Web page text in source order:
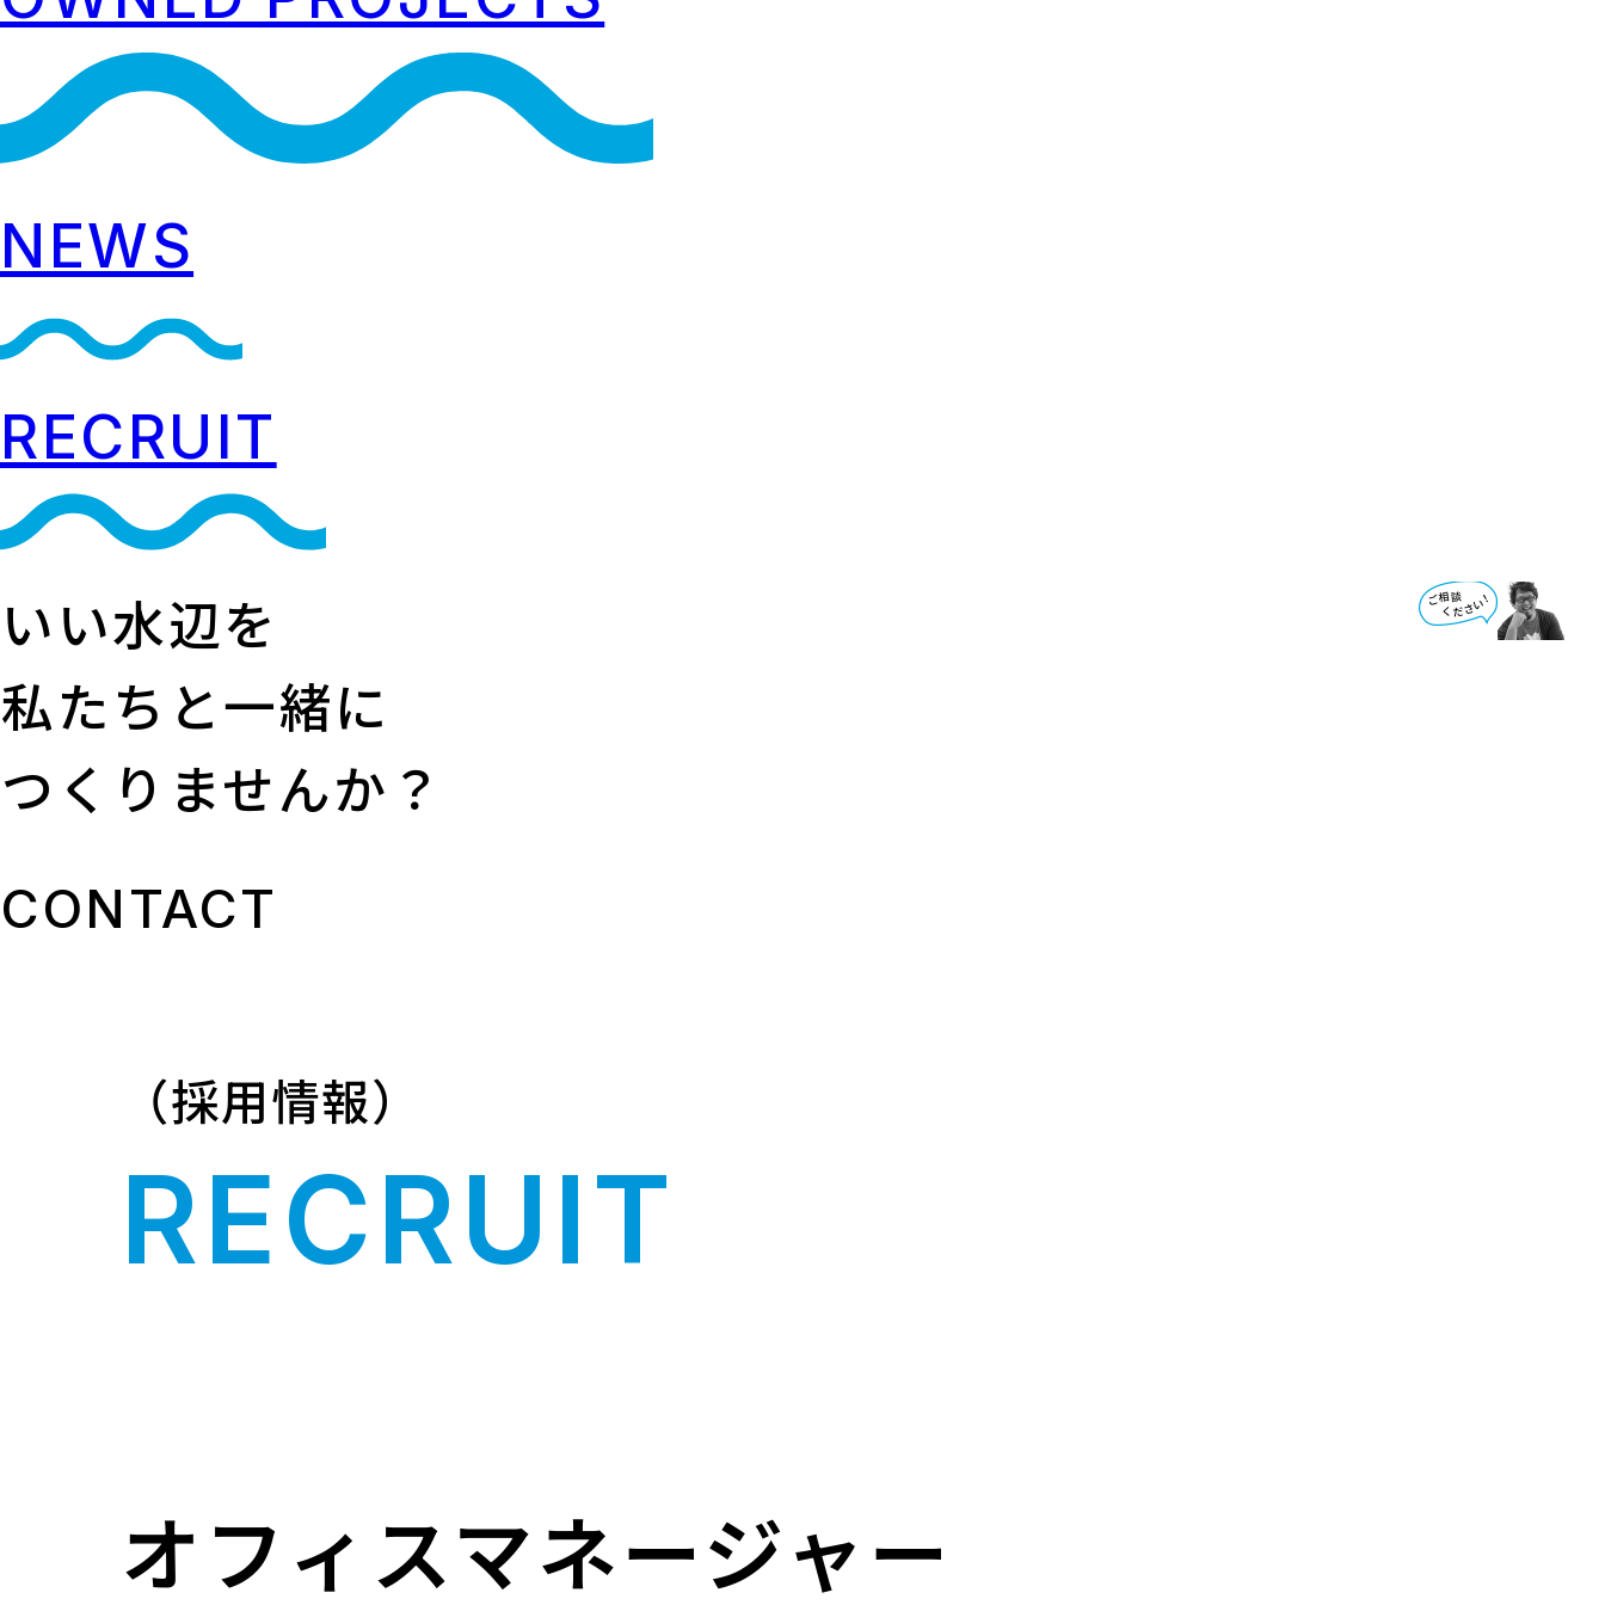
NEWS
RECRUIT
いい水辺を
私たちと一緒に
つくりませんか？
CONTACT
（採用情報）
RECRUIT
オフィスマネージャー